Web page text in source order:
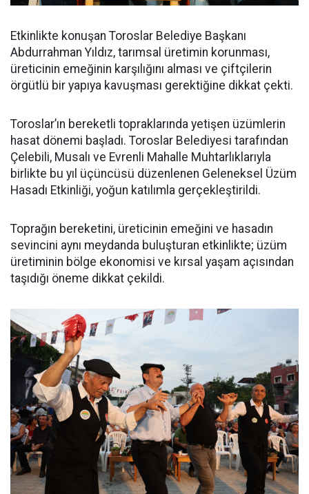
Etkinlikte konuşan Toroslar Belediye Başkanı
Abdurrahman Yıldız, tarımsal üretimin korunması,
üreticinin emeğinin karşılığını alması ve çiftçilerin
örgütlü bir yapıya kavuşması gerektiğine dikkat çekti.
Toroslar’ın bereketli topraklarında yetişen üzümlerin
hasat dönemi başladı. Toroslar Belediyesi tarafından
Çelebili, Musalı ve Evrenli Mahalle Muhtarlıklarıyla
birlikte bu yıl üçüncüsü düzenlenen Geleneksel Üzüm
Hasadı Etkinliği, yoğun katılımla gerçekleştirildi.
Toprağın bereketini, üreticinin emeğini ve hasadın
sevincini aynı meydanda buluşturan etkinlikte; üzüm
üretiminin bölge ekonomisi ve kırsal yaşam açısından
taşıdığı öneme dikkat çekildi.